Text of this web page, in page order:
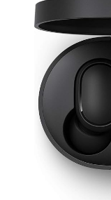
de toque
facilitar a sua
oferecer maior
atividades onde
também suporta
Ambiental,
som em
Xiaomi Modelo:
assistentes
Bluetooth: 5.2
estojo: 600 mAh